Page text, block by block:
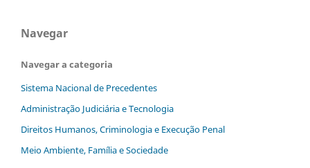
Navegar
Navegar a categoria
Sistema Nacional de Precedentes
Administração Judiciária e Tecnologia
Direitos Humanos, Criminologia e Execução Penal
Meio Ambiente, Família e Sociedade